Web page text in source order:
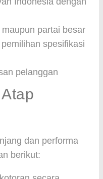
partai besar
spesifikasi
pelanggan
dan performa
berikut: